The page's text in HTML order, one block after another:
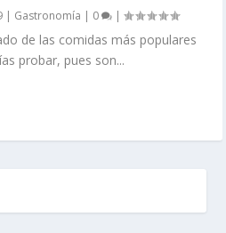
| Gastronomía | 0 |
de las comidas más populares
probar, pues son...